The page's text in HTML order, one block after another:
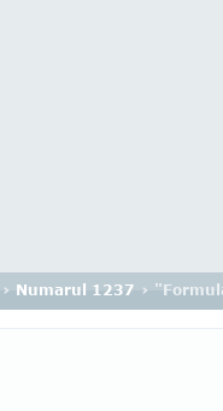
› Numarul 1237 ›